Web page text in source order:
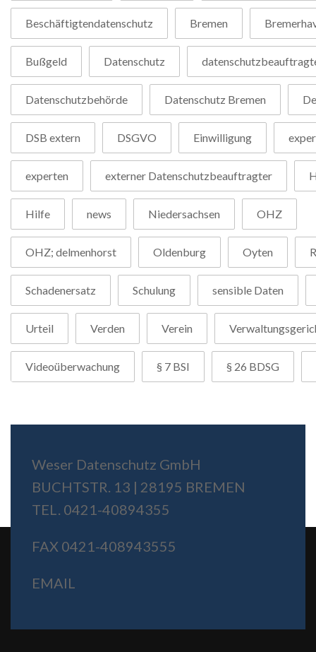
Beschäftigtendatenschutz Bremen
Bußgeld Datenschutz
Datenschutzbehörde Datenschutz Bremen
DSB extern DSGVO Einwilligung
experten externer Datenschutzbeauftragter
Hilfe news Niedersachsen OHZ
OHZ; delmenhorst Oldenburg Oyten
Schadenersatz Schulung sensible Daten
Urteil Verden Verein
Videoüberwachung § 7 BSI § 26 BDSG
Weser Datenschutz GmbH
BUCHTSTR. 13 | 28195 BREMEN
TEL. 0421-40894355
FAX 0421-408943555
EMAIL